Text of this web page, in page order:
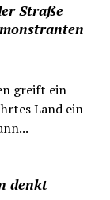
Straße
greift ein
Land ein
denkt